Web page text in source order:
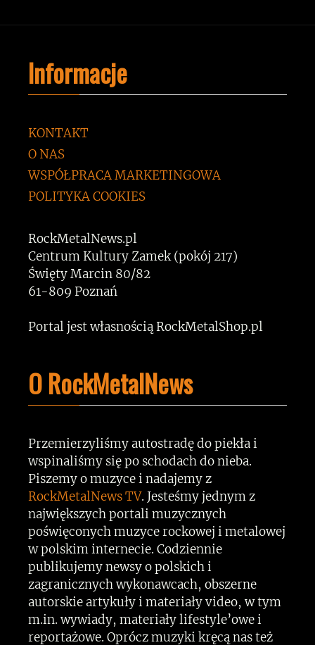
Informacje
KONTAKT
O NAS
WSPÓŁPRACA MARKETINGOWA
POLITYKA COOKIES
RockMetalNews.pl
Centrum Kultury Zamek (pokój 217)
Święty Marcin 80/82
61-809 Poznań
Portal jest własnością RockMetalShop.pl
O RockMetalNews
Przemierzyliśmy autostradę do piekła i
wspinaliśmy się po schodach do nieba.
Piszemy o muzyce i nadajemy z
RockMetalNews TV. Jesteśmy jednym z
największych portali muzycznych
poświęconych muzyce rockowej i metalowej
w polskim internecie. Codziennie
publikujemy newsy o polskich i
zagranicznych wykonawcach, obszerne
autorskie artykuły i materiały video, w tym
m.in. wywiady, materiały lifestyle’owe i
reportażowe. Oprócz muzyki kręcą nas też